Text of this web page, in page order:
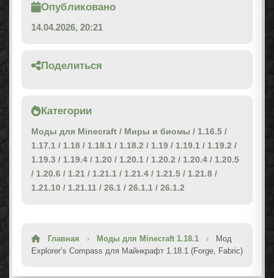
Опубликовано
14.04.2026, 20:21
Поделиться
Категории
Моды для Minecraft / Миры и биомы / 1.16.5 /
1.17.1 / 1.18 / 1.18.1 / 1.18.2 / 1.19 / 1.19.1 / 1.19.2 /
1.19.3 / 1.19.4 / 1.20 / 1.20.1 / 1.20.2 / 1.20.4 / 1.20.5
/ 1.20.6 / 1.21 / 1.21.1 / 1.21.4 / 1.21.5 / 1.21.8 /
1.21.10 / 1.21.11 / 26.1 / 26.1.1 / 26.1.2
Главная › Моды для Minecraft 1.18.1 ›
Мод
Explorer’s Compass для Майнкрафт 1.18.1 (Forge, Fabric)